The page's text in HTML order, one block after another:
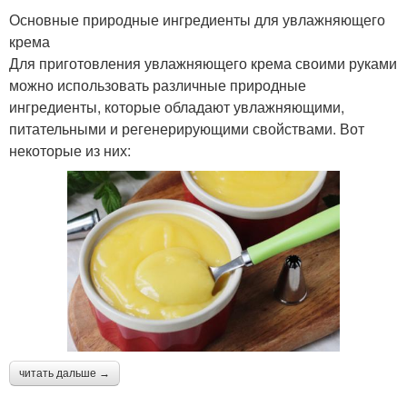
Основные природные ингредиенты для увлажняющего
крема
Для приготовления увлажняющего крема своими руками
можно использовать различные природные
ингредиенты, которые обладают увлажняющими,
питательными и регенерирующими свойствами. Вот
некоторые из них:
читать дальше →